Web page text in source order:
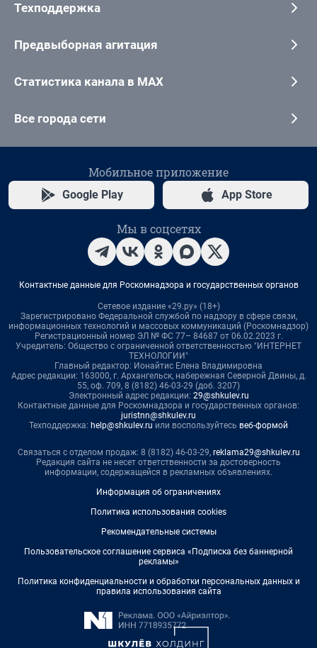
Техподдержка
Предвыборная агитация
Статистика канала в MAX
Все города сети
Мобильное приложение
Google Play App Store
Мы в соцсетях
Контактные данные для Роскомнадзора и государственных органов
Сетевое издание «29.ру» (18+)
Зарегистрировано Федеральной службой по надзору в сфере связи,
информационных технологий и массовых коммуникаций (Роскомнадзор)
Регистрационный номер ЭЛ № ФС 77– 84687 от 06.02.2023 г.
Учредитель: Общество с ограниченной ответственностью "ИНТЕРНЕТ
ТЕХНОЛОГИИ"
Главный редактор: Ионайтис Елена Владимировна
Адрес редакции: 163000, г. Архангельск, набережная Северной Двины, д.
55, оф. 709, 8 (8182) 46-03-29 (доб. 3207)
Электронный адрес редакции: 29@shkulev.ru
Контактные данные для Роскомнадзора и государственных органов:
juristnn@shkulev.ru
Техподдержка: help@shkulev.ru или воспользуйтесь веб-формой
Связаться с отделом продаж: 8 (8182) 46-03-29, reklama29@shkulev.ru
Редакция сайта не несет ответственности за достоверность
информации, содержащейся в рекламных объявлениях.
Информация об ограничениях
Политика использования cookies
Рекомендательные системы
Пользовательское соглашение сервиса «Подписка без баннерной
рекламы»
Политика конфиденциальности и обработки персональных данных и
правила использования сайта